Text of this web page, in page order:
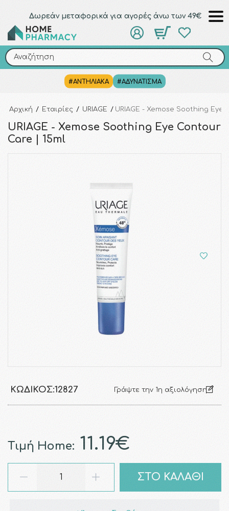
Δωρεάν μεταφορικά για αγορές άνω των 49€
Αναζήτηση
#ΑΝΤΗΛΙΑΚΑ #ΑΔΥΝΑΤΙΣΜΑ
Αναζήτηση
Αρχική / Εταιρίες / URIAGE / URIAGE - Xemose Soothing Eye
URIAGE - Xemose Soothing Eye Contour
Care | 15ml
ΚΩΔΙΚΌΣ:12827 Γράψτε την 1η αξιολόγηση
Τιμή Home: 11.19€
ΣΤΟ ΚΑΛΑΘΙ